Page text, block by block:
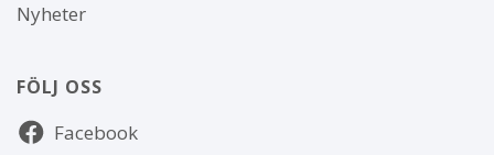
Nyheter
FÖLJ OSS
Följ
oss Facebook